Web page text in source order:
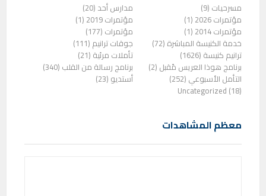
مسرحيات (9)
مدارس أحد (20)
مؤتمرات 2026 (1)
مؤتمرات 2019 (1)
مؤتمرات 2014 (1)
مؤتمرات (177)
خدمة الكنيسة المباشرة (72)
جوقات ترانيم (111)
ترانيم كنيسة (1626)
تأملات مرئية (21)
برنامج هوذا العريس مًقبل (2)
برنامج رسالة من القلب (340)
التأمل الأسبوعي (252)
أستديو (23)
Uncategorized (18)
معظم المشاهدات